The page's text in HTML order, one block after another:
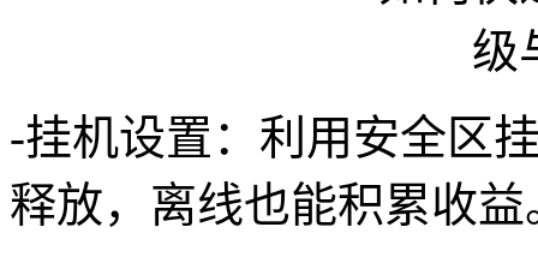
-挂机设置：利用安全区
释放，离线也能积累收益